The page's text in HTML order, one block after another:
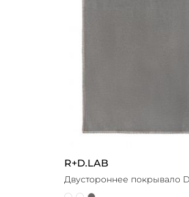
R+D.LAB
Двустороннее покрывало